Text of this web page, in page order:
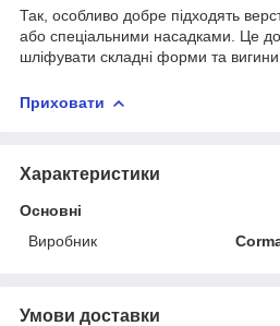
Так, особливо добре підходять
або спеціальними насадками. Це
шліфувати складні форми та вигини.
Приховати
Характеристики
Основні
Виробник
Умови доставки